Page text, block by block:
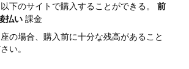
下のサイトで購入することができる。 前
払い 課金
の場合、購入前に十分な残高があること
い。